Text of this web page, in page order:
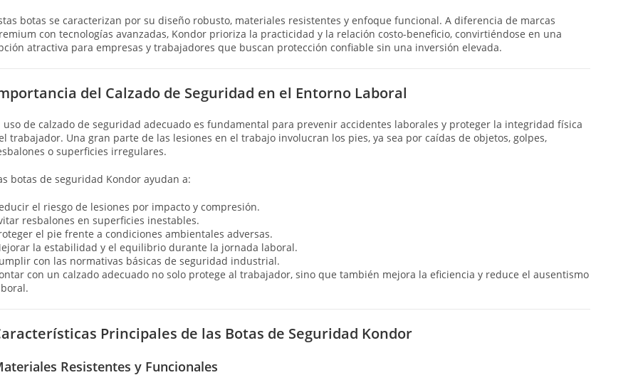
botas se caracterizan por su diseño robusto, materiales resistentes y enfoque funcional. A diferencia de marcas
con tecnologías avanzadas, Kondor prioriza la practicidad y la relación costo-beneficio, convirtiéndose en una
atractiva para empresas y trabajadores que buscan protección confiable sin una inversión elevada.
del Calzado de Seguridad en el Entorno Laboral
uso de calzado de seguridad adecuado es fundamental para prevenir accidentes laborales y proteger la integridad física
trabajador. Una gran parte de las lesiones en el trabajo involucran los pies, ya sea por caídas de objetos, golpes,
o superficies irregulares.
botas de seguridad Kondor ayudan a:
el riesgo de lesiones por impacto y compresión.
resbalones en superficies inestables.
el pie frente a condiciones ambientales adversas.
la estabilidad y el equilibrio durante la jornada laboral.
con las normativas básicas de seguridad industrial.
con un calzado adecuado no solo protege al trabajador, sino que también mejora la eficiencia y reduce el ausentismo
Principales de las Botas de Seguridad Kondor
Resistentes y Funcionales